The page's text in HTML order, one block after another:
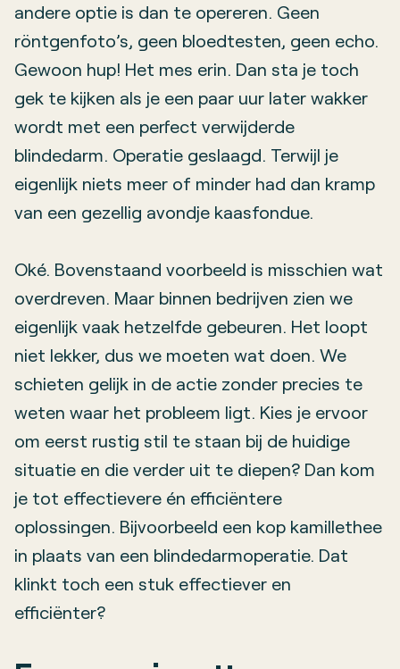
andere optie is dan te opereren. Geen
röntgenfoto’s, geen bloedtesten, geen echo.
Gewoon hup! Het mes erin. Dan sta je toch
gek te kijken als je een paar uur later wakker
wordt met een perfect verwijderde
blindedarm. Operatie geslaagd. Terwijl je
eigenlijk niets meer of minder had dan kramp
van een gezellig avondje kaasfondue.
Oké. Bovenstaand voorbeeld is misschien wat
overdreven. Maar binnen bedrijven zien we
eigenlijk vaak hetzelfde gebeuren. Het loopt
niet lekker, dus we moeten wat doen. We
schieten gelijk in de actie zonder precies te
weten waar het probleem ligt. Kies je ervoor
om eerst rustig stil te staan bij de huidige
situatie en die verder uit te diepen? Dan kom
je tot effectievere én efficiëntere
oplossingen. Bijvoorbeeld een kop kamillethee
in plaats van een blindedarmoperatie. Dat
klinkt toch een stuk effectiever en
efficiënter?